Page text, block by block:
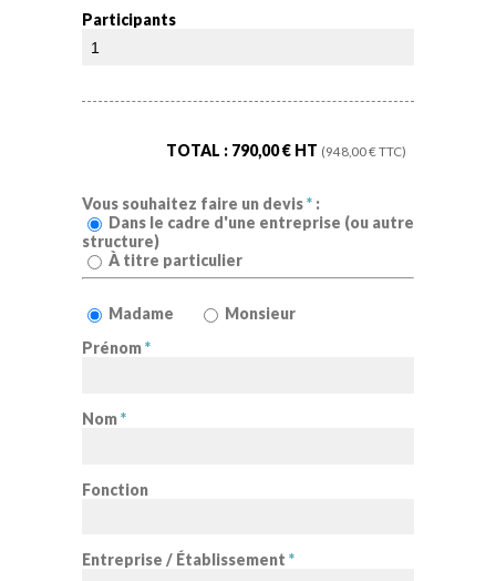
Participants
TOTAL : 790,00€ HT (948,00€ TTC)
Vous souhaitez faire un devis* :
Dans le cadre d'une entreprise (ou autre
structure)
À titre particulier
Madame
Monsieur
Prénom*
Nom*
Fonction
Entreprise / Établissement *